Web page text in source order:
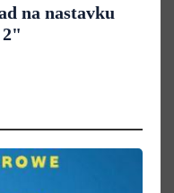
na nastavku